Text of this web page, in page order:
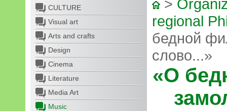
CULTURE
Visual art
Arts and crafts
Design
Cinema
Literature
Media Art
Music
>
regional
бедной
слово...»
«О